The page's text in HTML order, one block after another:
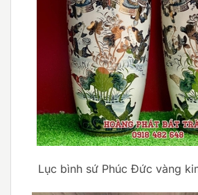
Lục bình sứ Phúc Đức vàng